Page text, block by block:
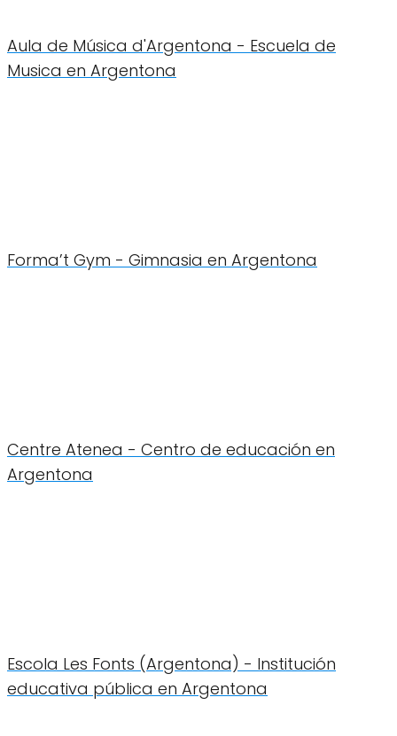
Aula de Música d'Argentona - Escuela de
Musica en Argentona
Forma’t Gym - Gimnasia en Argentona
Centre Atenea - Centro de educación en
Argentona
Escola Les Fonts (Argentona) - Institución
educativa pública en Argentona